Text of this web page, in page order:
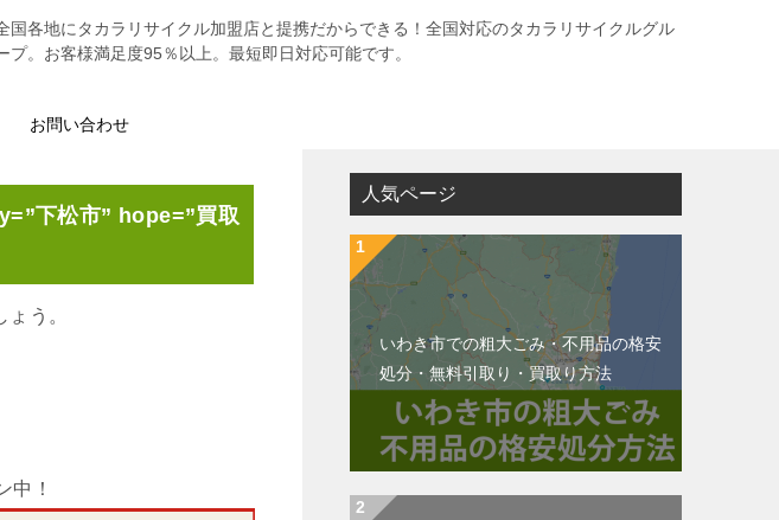
国各地にタカラリサイクル加盟店と提携だからできる！全国対応のタカラリサイクルグル
プ。お客様満足度95％以上。最短即日対応可能です。
お問い合わせ
下松市” hope=”買取
う。
中！
人気ページ
いわき市での粗大ごみ・不用品の格安
処分・無料引取り・買取り方法